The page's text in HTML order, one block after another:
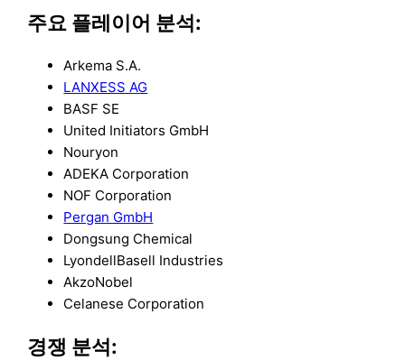
주요 플레이어 분석:
Arkema S.A.
LANXESS AG
BASF SE
United Initiators GmbH
Nouryon
ADEKA Corporation
NOF Corporation
Pergan GmbH
Dongsung Chemical
LyondellBasell Industries
AkzoNobel
Celanese Corporation
경쟁 분석: